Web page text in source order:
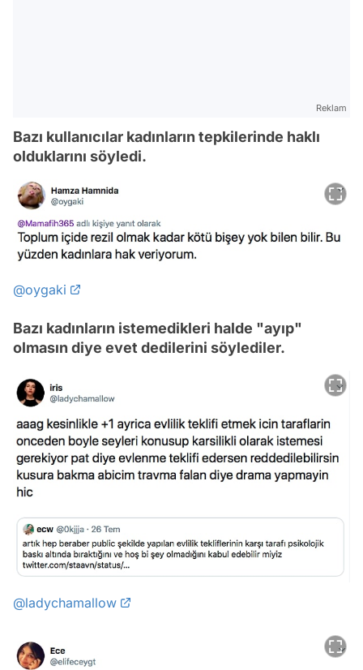
Reklam
Bazı kullanıcılar kadınların tepkilerinde haklı
olduklarını söyledi.
@oygaki
Bazı kadınların istemedikleri halde "ayıp"
olmasın diye evet dedilerini söylediler.
@ladychamallow